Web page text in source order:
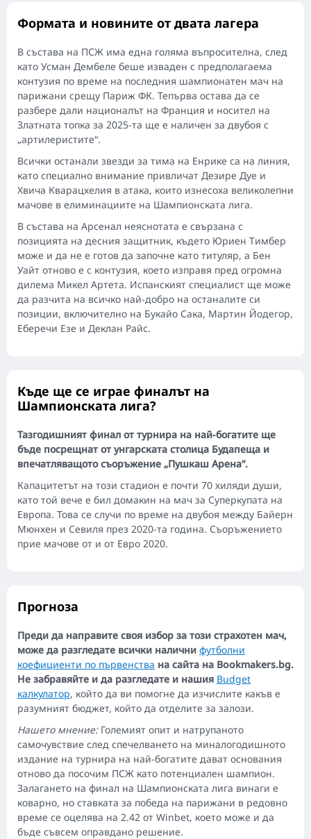
Формата и новините от двата лагера
В състава на ПСЖ има една голяма въпросителна, след
като Усман Дембеле беше изваден с предполагаема
контузия по време на последния шампионатен мач на
парижани срещу Париж ФК. Тепърва остава да се
разбере дали националът на Франция и носител на
Златната топка за 2025-та ще е наличен за двубоя с
„артилеристите“.
Всички останали звезди за тима на Енрике са на линия,
като специално внимание привличат Дезире Дуе и
Хвича Кварацхелия в атака, които изнесоха великолепни
мачове в елиминациите на Шампионската лига.
В състава на Арсенал неяснотата е свързана с
позицията на десния защитник, където Юриен Тимбер
може и да не е готов да започне като титуляр, а Бен
Уайт отново е с контузия, което изправя пред огромна
дилема Микел Артета. Испанският специалист ще може
да разчита на всичко най-добро на останалите си
позиции, включително на Букайо Сака, Мартин Йодегор,
Еберечи Езе и Деклан Райс.
Къде ще се играе финалът на
Шампионската лига?
Тазгодишният финал от турнира на най-богатите ще
бъде посрещнат от унгарската столица Будапеща и
впечатляващото съоръжение „Пушкаш Арена“.
Капацитетът на този стадион е почти 70 хиляди души,
като той вече е бил домакин на мач за Суперкупата на
Европа. Това се случи по време на двубоя между Байерн
Мюнхен и Севиля през 2020-та година. Съоръжението
прие мачове от и от Евро 2020.
Прогноза
Преди да направите своя избор за този страхотен мач,
може да разгледате всички налични футболни
коефициенти по първенства на сайта на Bookmakers.bg.
Не забравяйте и да разгледате и нашия Budget
калкулатор, който да ви помогне да изчислите какъв е
разумният бюджет, който да отделите за залози.
Нашето мнение:Големият опит и натрупаното
самочувствие след спечелването на миналогодишното
издание на турнира на най-богатите дават основания
отново да посочим ПСЖ като потенциален шампион.
Залагането на финал на Шампионската лига винаги е
коварно, но ставката за победа на парижани в редовно
време се оцелява на 2.42 от Winbet, което може и да
бъде съвсем оправдано решение.